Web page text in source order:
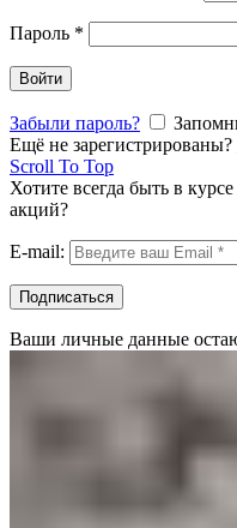
Пароль *
Войти
Забыли пароль?
Ещё не зарегистрированы?
Scroll To Top
Хотите всегда быть в
акций?
E-mail:
Ваши личные данные